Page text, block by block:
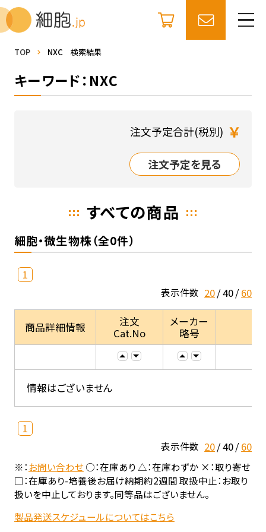
TOP NXC 検索結果
キーワード：NXC
注文予定合計(税別) ￥
注文予定を見る
すべての商品
細胞・微生物株（全0件）
1
表示件数 20 40 60
商品詳細情報
注文
Cat.No
メーカー
略号
情報はございません
1
表示件数 20 40 60
※：お問い合わせ○：在庫あり △：在庫わずか ×：取り寄せ
□：在庫あり-培養後お届け納期約2週間 取扱中止：お取り
扱いを中止しております。同等品はございません。
製品発送スケジュールについてはこちら